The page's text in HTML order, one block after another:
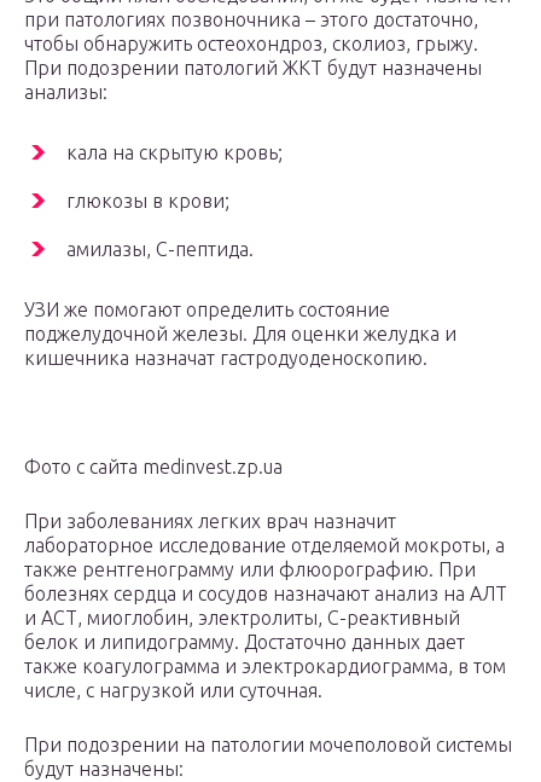
при патологиях позвоночника – этого достаточно,
чтобы обнаружить остеохондроз, сколиоз, грыжу.
При подозрении патологий ЖКТ будут назначены
анализы:
кала на скрытую кровь;
глюкозы в крови;
амилазы, С-пептида.
УЗИ же помогают определить состояние
поджелудочной железы. Для оценки желудка и
кишечника назначат гастродуоденоскопию.
Фото с сайта medinvest.zp.ua
При заболеваниях легких врач назначит
лабораторное исследование отделяемой мокроты, а
также рентгенограмму или флюорографию. При
болезнях сердца и сосудов назначают анализ на АЛТ
и АСТ, миоглобин, электролиты, С-реактивный
белок и липидограмму. Достаточно данных дает
также коагулограмма и электрокардиограмма, в том
числе, с нагрузкой или суточная.
При подозрении на патологии мочеполовой системы
будут назначены: